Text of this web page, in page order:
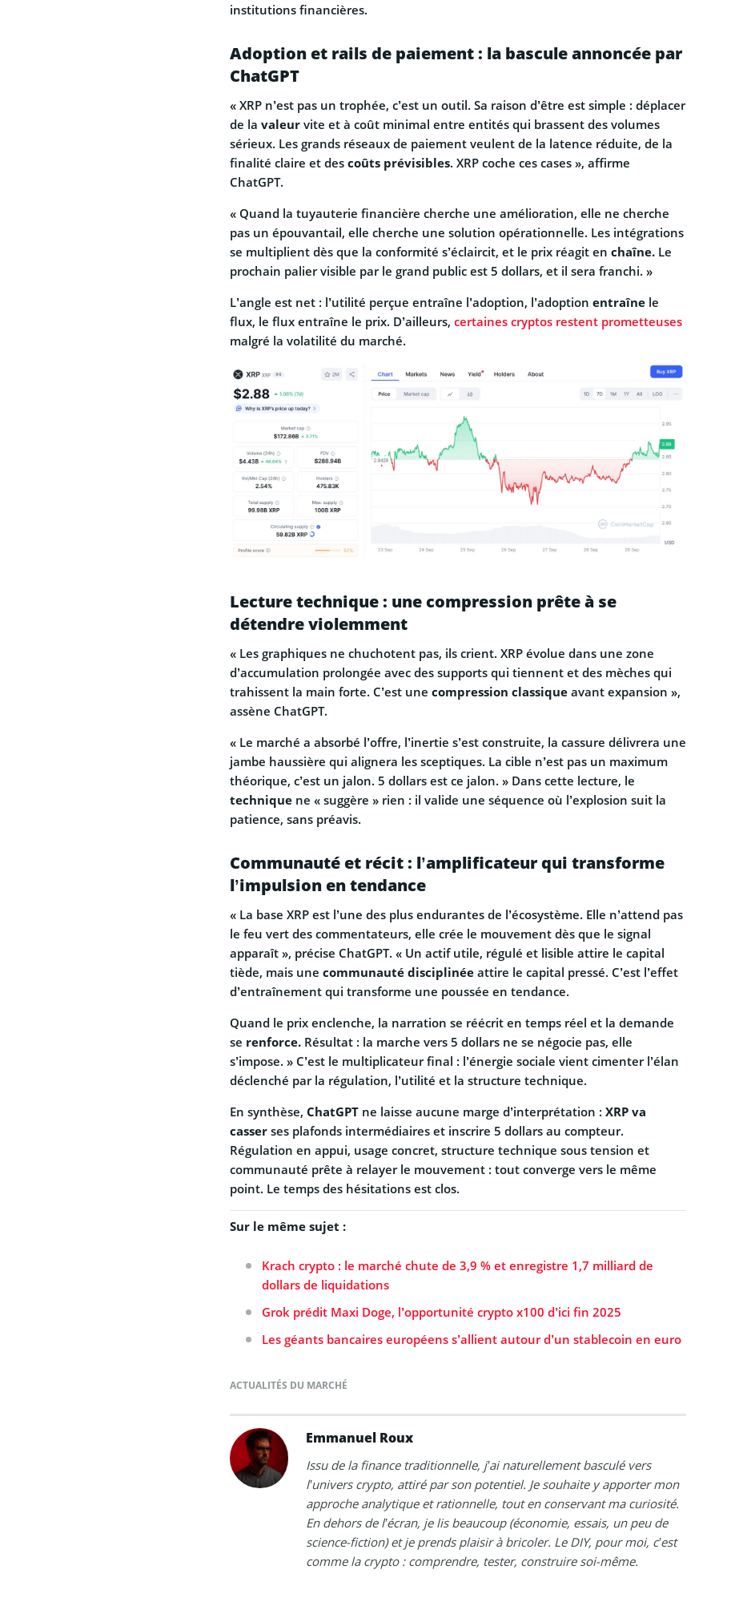
institutions financières.
Adoption et rails de paiement : la bascule annoncée par
ChatGPT
« XRP n’est pas un trophée, c’est un outil. Sa raison d’être est simple : déplacer
de la valeur vite et à coût minimal entre entités qui brassent des volumes
sérieux. Les grands réseaux de paiement veulent de la latence réduite, de la
finalité claire et des coûts prévisibles. XRP coche ces cases », affirme
ChatGPT.
« Quand la tuyauterie financière cherche une amélioration, elle ne cherche
pas un épouvantail, elle cherche une solution opérationnelle. Les intégrations
se multiplient dès que la conformité s’éclaircit, et le prix réagit en chaîne. Le
prochain palier visible par le grand public est 5 dollars, et il sera franchi. »
L’angle est net : l’utilité perçue entraîne l’adoption, l’adoption entraîne le
flux, le flux entraîne le prix. D’ailleurs, certaines cryptos restent prometteuses
malgré la volatilité du marché.
Lecture technique : une compression prête à se
détendre violemment
« Les graphiques ne chuchotent pas, ils crient. XRP évolue dans une zone
d’accumulation prolongée avec des supports qui tiennent et des mèches qui
trahissent la main forte. C’est une compression classique avant expansion »,
assène ChatGPT.
« Le marché a absorbé l’offre, l’inertie s’est construite, la cassure délivrera une
jambe haussière qui alignera les sceptiques. La cible n’est pas un maximum
théorique, c’est un jalon. 5 dollars est ce jalon. » Dans cette lecture, le
technique ne « suggère » rien : il valide une séquence où l’explosion suit la
patience, sans préavis.
Communauté et récit : l’amplificateur qui transforme
l’impulsion en tendance
« La base XRP est l’une des plus endurantes de l’écosystème. Elle n’attend pas
le feu vert des commentateurs, elle crée le mouvement dès que le signal
apparaît », précise ChatGPT. « Un actif utile, régulé et lisible attire le capital
tiède, mais une communauté disciplinée attire le capital pressé. C’est l’effet
d’entraînement qui transforme une poussée en tendance.
Quand le prix enclenche, la narration se réécrit en temps réel et la demande
se renforce. Résultat : la marche vers 5 dollars ne se négocie pas, elle
s’impose. » C’est le multiplicateur final : l’énergie sociale vient cimenter l’élan
déclenché par la régulation, l’utilité et la structure technique.
En synthèse, ChatGPT ne laisse aucune marge d’interprétation : XRP va
casser ses plafonds intermédiaires et inscrire 5 dollars au compteur.
Régulation en appui, usage concret, structure technique sous tension et
communauté prête à relayer le mouvement : tout converge vers le même
point. Le temps des hésitations est clos.
Sur le même sujet :
Krach crypto : le marché chute de 3,9 % et enregistre 1,7 milliard de
dollars de liquidations
Grok prédit Maxi Doge, l’opportunité crypto x100 d’ici fin 2025
Les géants bancaires européens s’allient autour d’un stablecoin en euro
ACTUALITÉS DU MARCHÉ
Emmanuel Roux
Issu de la finance traditionnelle, j’ai naturellement basculé vers
l’univers crypto, attiré par son potentiel. Je souhaite y apporter mon
approche analytique et rationnelle, tout en conservant ma curiosité.
En dehors de l’écran, je lis beaucoup (économie, essais, un peu de
science-fiction) et je prends plaisir à bricoler. Le DIY, pour moi, c’est
comme la crypto : comprendre, tester, construire soi-même.